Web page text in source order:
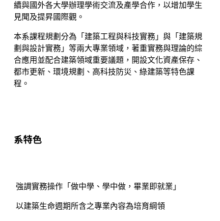
續與國外各大學辦理學術交流及產學合作，以增加學生
見聞及提昇國際觀。
本系課程規劃分為「建築工程與科技實務」與「建築規
劃與設計實務」等兩大專業領域，著重實務與理論的綜
合應用並配合建築領域重要議題，開設文化資產保存、
都市更新、環境規劃、高科技防災、綠建築等特色課
程。
系特色
強調實務操作「做中學、學中做，畢業即就業」
以建築生命週期所含之專業內容為培育綱領